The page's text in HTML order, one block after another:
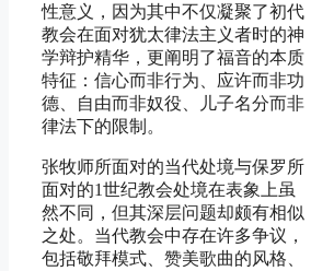
性意义，因为其中不仅凝聚了初代
教会在面对犹太律法主义者时的神
学辩护精华，更阐明了福音的本质
特征：信心而非行为、应许而非功
德、自由而非奴役、儿子名分而非
律法下的限制。
张牧师所面对的当代处境与保罗所
面对的1世纪教会处境在表象上虽
然不同，但其深层问题却颇有相似
之处。当代教会中存在许多争议，
包括敬拜模式、赞美歌曲的风格、